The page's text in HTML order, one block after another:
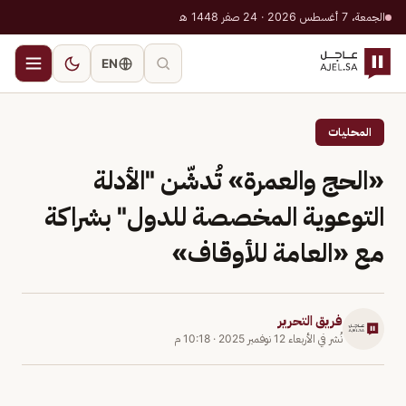
الجمعة، 7 أغسطس 2026 · 24 صفر 1448 هـ
EN
المحليات
«الحج والعمرة» تُدشّن "الأدلة
التوعوية المخصصة للدول" بشراكة
مع «العامة للأوقاف»
فريق التحرير
نُشر في الأربعاء 12 نوفمبر 2025 · 10:18 م